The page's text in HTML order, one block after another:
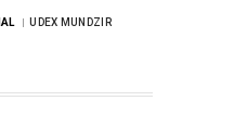
UDEX MUNDZIR